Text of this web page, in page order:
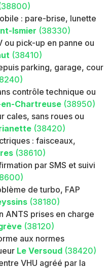
: pare-brise, lunette
Ismier (38330)
ou pick-up en panne ou
(38410)
parking, garage, cour
contrôle technique ou
Chartreuse (38950)
cales, sans roues ou
(38420)
: faisceaux,
(38610)
par SMS et suivi
de turbo, FAP
(38180)
ANTS prises en charge
(38120)
aux normes
Le Versoud (38420)
VHU agréé par la